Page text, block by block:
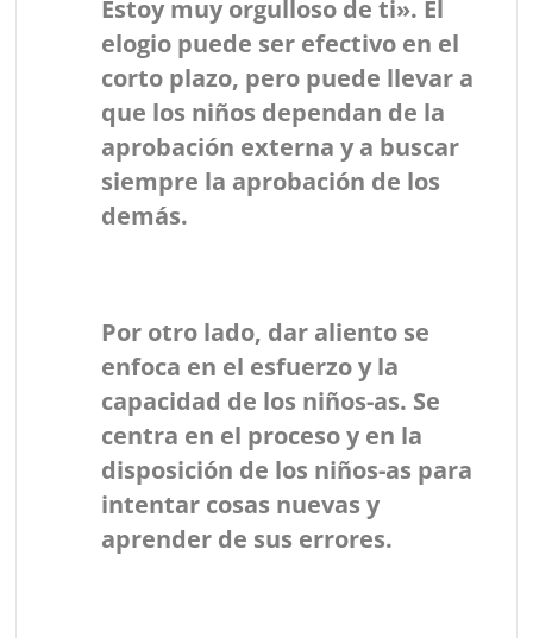
Estoy muy orgulloso de ti». El
elogio puede ser efectivo en el
corto plazo, pero puede llevar a
que los niños dependan de la
aprobación externa y a buscar
siempre la aprobación de los
demás.
Por otro lado, dar aliento se
enfoca en el esfuerzo y la
capacidad de los niños-as. Se
centra en el proceso y en la
disposición de los niños-as para
intentar cosas nuevas y
aprender de sus errores.